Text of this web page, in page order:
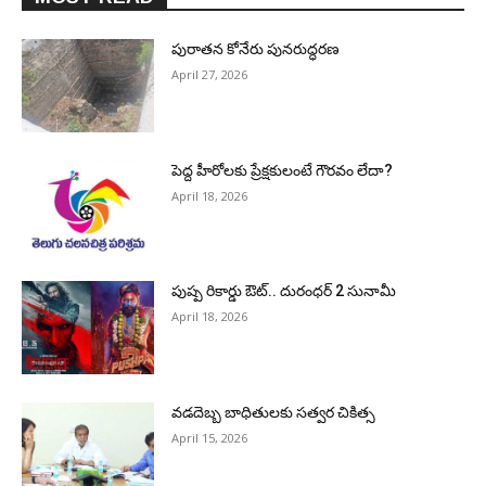
పురాత‌న కోనేరు పున‌రుద్ధ‌ర‌ణ
April 27, 2026
పెద్ద హీరోల‌కు ప్రేక్ష‌కులంటే గౌర‌వం లేదా?
April 18, 2026
పుష్ప రికార్డు ఔట్‌.. దురంధ‌ర్ 2 సునామీ
April 18, 2026
వడదెబ్బ బాధితులకు సత్వర చికిత్స
April 15, 2026